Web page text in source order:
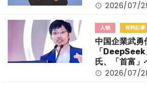
2026/07/29
人物 有料記事
中国企業武
「
氏、「首富」
2026/07/